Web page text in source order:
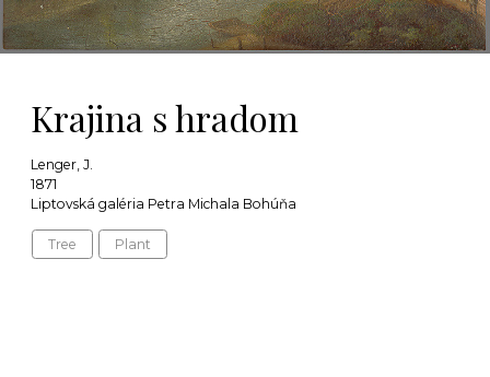
Krajina s hradom
Lenger, J.
1871
Liptovská galéria Petra Michala Bohúňa
Tree Plant